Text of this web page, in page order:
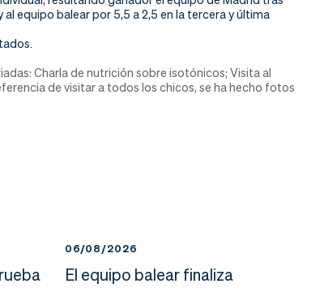
equipo balear por 5,5 a 2,5 en la tercera y última
Charla de nutrición sobre isotónicos; Visita al
de visitar a todos los chicos, se ha hecho fotos
06/08/2026
El equipo balear finaliza